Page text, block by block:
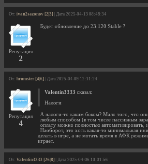
От: ivan2sazonov [2|3] | Дата 2025-04-13 08:48:34
Репутация
2
Будет обновление до 23.120 Stable ?
От: hrumster [4|6] | Дата 2025-04-09 12:11:24
Репутация
4
Valentin3333 сказал:
Налоги
А налоги-то каким боком? Мало того, что
любым способом (в том числе пассивным
оплату можно полностью автоматизировать,
Наоборот, это хоть какая-то минимальная
делать в игре, а не мотать время в АФК
играет.
От: Valentin3333 [26|8] | Дата 2025-04-06 10:01:56